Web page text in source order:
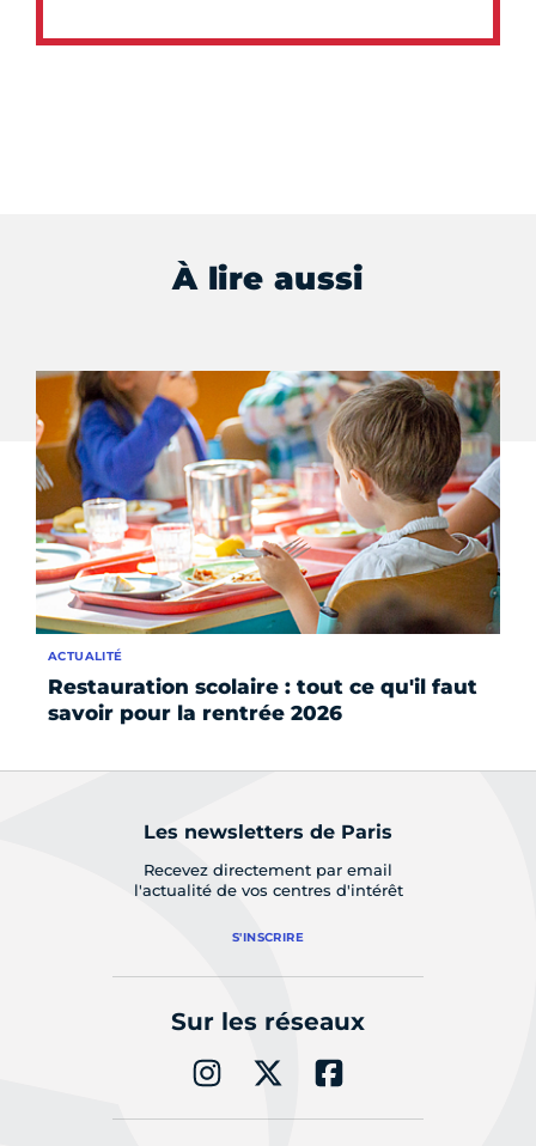
À lire aussi
Restauration scolaire : tout ce qu'il faut
savoir pour la rentrée 2026
ACTUALITÉ
Les newsletters de Paris
Recevez directement par email
l'actualité de vos centres d'intérêt
S'INSCRIRE
Sur les réseaux